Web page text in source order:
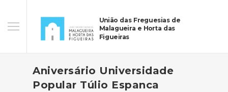
União das Freguesias de
Malagueira e Horta das
Figueiras
Aniversário Universidade
Popular Túlio Espanca